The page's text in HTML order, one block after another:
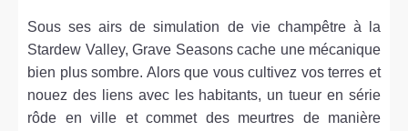
Sous ses airs de simulation de vie champêtre à la
Stardew Valley, Grave Seasons cache une mécanique
bien plus sombre. Alors que vous cultivez vos terres et
nouez des liens avec les habitants, un tueur en série
rôde en ville et commet des meurtres de manière